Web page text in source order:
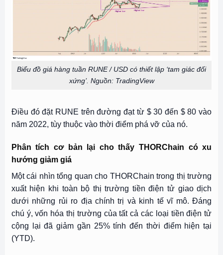
Biểu đồ giá hàng tuần RUNE / USD có thiết lập ‘tam giác đối
xứng’. Nguồn: TradingView
Điều đó đặt RUNE trên đường đạt từ $ 30 đến $ 80 vào
năm 2022, tùy thuộc vào thời điểm phá vỡ của nó.
Phân tích cơ bản lại cho thấy THORChain có xu
hướng giảm giá
Một cái nhìn tổng quan cho THORChain trong thị trường
xuất hiện khi toàn bộ thị trường tiền điện tử giao dịch
dưới những rủi ro địa chính trị và kinh tế vĩ mô. Đáng
chú ý, vốn hóa thị trường của tất cả các loại tiền điện tử
cộng lại đã giảm gần 25% tính đến thời điểm hiện tại
(YTD).